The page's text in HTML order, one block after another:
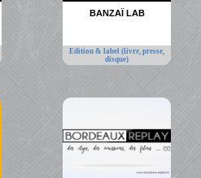
BANZAÏ LAB
Edition & label (livre, presse,
disque)